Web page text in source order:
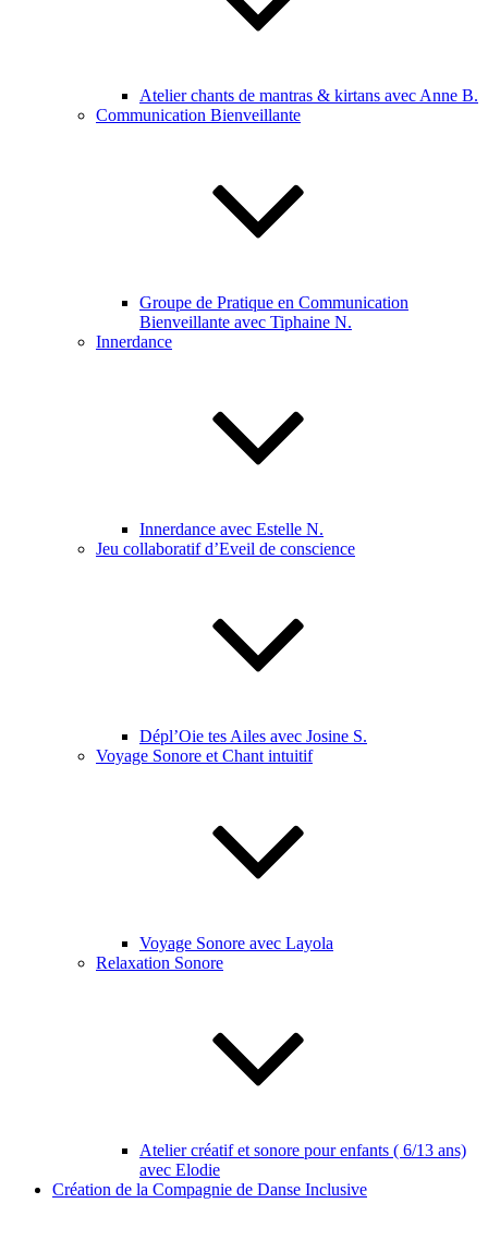
Atelier chants de mantras & kirtans avec Anne B.
Communication Bienveillante
Groupe de Pratique en Communication
Bienveillante avec Tiphaine N.
Innerdance
Innerdance avec Estelle N.
Jeu collaboratif d’Eveil de conscience
Dépl’Oie tes Ailes avec Josine S.
Voyage Sonore et Chant intuitif
Voyage Sonore avec Layola
Relaxation Sonore
Atelier créatif et sonore pour enfants ( 6/13 ans)
avec Elodie
Création de la Compagnie de Danse Inclusive